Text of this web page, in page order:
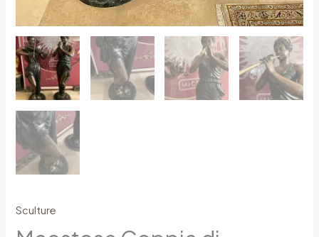
Sculture